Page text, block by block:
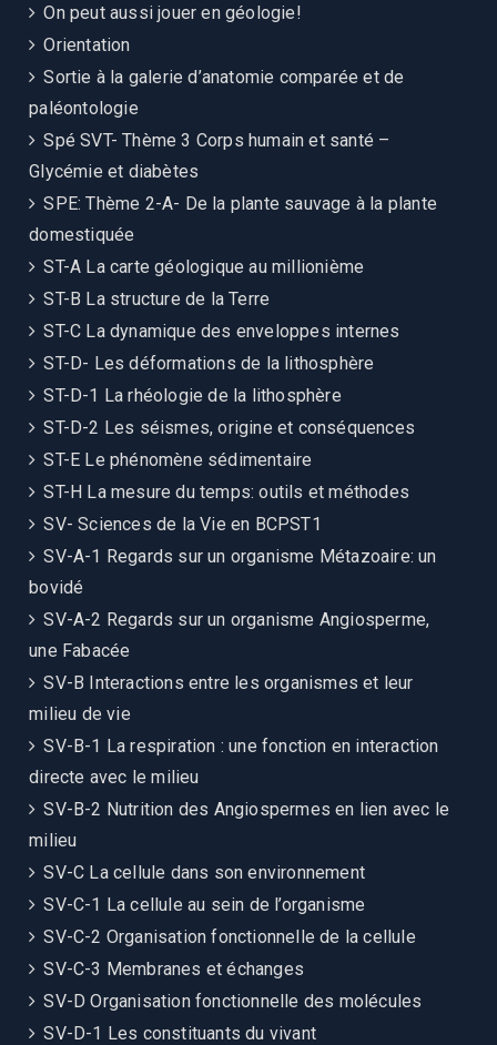
On peut aussi jouer en géologie!
Orientation
Sortie à la galerie d’anatomie comparée et de
paléontologie
Spé SVT- Thème 3 Corps humain et santé –
Glycémie et diabètes
SPE: Thème 2-A- De la plante sauvage à la plante
domestiquée
ST-A La carte géologique au millionième
ST-B La structure de la Terre
ST-C La dynamique des enveloppes internes
ST-D- Les déformations de la lithosphère
ST-D-1 La rhéologie de la lithosphère
ST-D-2 Les séismes, origine et conséquences
ST-E Le phénomène sédimentaire
ST-H La mesure du temps: outils et méthodes
SV- Sciences de la Vie en BCPST1
SV-A-1 Regards sur un organisme Métazoaire: un
bovidé
SV-A-2 Regards sur un organisme Angiosperme,
une Fabacée
SV-B Interactions entre les organismes et leur
milieu de vie
SV-B-1 La respiration : une fonction en interaction
directe avec le milieu
SV-B-2 Nutrition des Angiospermes en lien avec le
milieu
SV-C La cellule dans son environnement
SV-C-1 La cellule au sein de l’organisme
SV-C-2 Organisation fonctionnelle de la cellule
SV-C-3 Membranes et échanges
SV-D Organisation fonctionnelle des molécules
SV-D-1 Les constituants du vivant